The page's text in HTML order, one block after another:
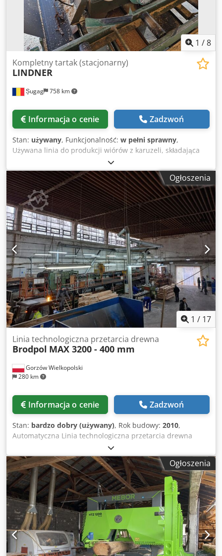
1 /8
Șugag 758 km
Kompletny tartak (stacjonarny)
LINDNER
Informacja o cenie Zadzwoń
Stan: używany, Funkcjonalność: w pełni sprawny,
Używana linia do produkcji wiórów z karuzeli, składająca
się z rozdrabniacza i urządzenia do cięcia, produkcji
austriackiej firmy Lindner. Rozdrabniacz wyposażony jest w
dwa silniki elektryczne o mocy 37 kW, a urządzenie do
cięcia w jeden silnik elektryczny o mocy 90 kW. Bardzo
prosta i sprawna linia. W zestawie znajduje się również
ostrzałka do noży Reform. Załadowana na ciężarówkę.
Możemy również zapewnić demontaż. Dcedpfx Amszrn
Ecevok
Ogłoszenia
1 / 17
Gorzów Wielkopolski
280 km
Linia technologiczna przetarcia drewna
Brodpol MAX 3200 - 400 mm
Informacja o cenie Zadzwoń
Stan: bardzo dobry (używany), Rok budowy: 2010,
Automatyczna Linia technologiczna przetarcia drewna
Dane techniczne: - Max średnica drewna 400 mm -
Minimalna średnica drewna 120 mm - minimalna długość
drewna 1500 mm - Max długość kłody 3200 mm Dedpfxolar
Rio Amvjck WYDAJNOŚĆ DO 200 m3 na zmianę Maszyna
składa się z następujących elementów: - Podajnik kłód -
Podajnik wzdłużny Traka - Trak tarczowy TT 5/600/400 G –
Silniki 75 + 90 kW - Stół rolkowy odbierający z
mechanizmem zrzutu oflisów i desek bocznych - Stół
rolkowy napędzany - Stół bazujący SB 4000 - Wielopiła
dwuwałowa WP 210 – Silniki 2 x 75kW - Stół odbiorczy -
Dolny transporter powrotny oflisów , odpadów do rębaka
Ogłoszenia